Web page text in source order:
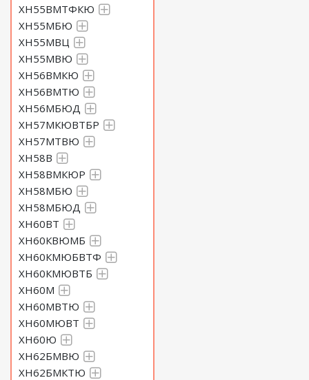
ХН55ВМТФКЮ
ХН55МБЮ
ХН55МВЦ
ХН55МВЮ
ХН56ВМКЮ
ХН56ВМТЮ
ХН56МБЮД
ХН57МКЮВТБР
ХН57МТВЮ
ХН58В
ХН58ВМКЮР
ХН58МБЮ
ХН58МБЮД
ХН60ВТ
ХН60КВЮМБ
ХН60КМЮБВТФ
ХН60КМЮВТБ
ХН60М
ХН60МВТЮ
ХН60МЮВТ
ХН60Ю
ХН62БМВЮ
ХН62БМКТЮ